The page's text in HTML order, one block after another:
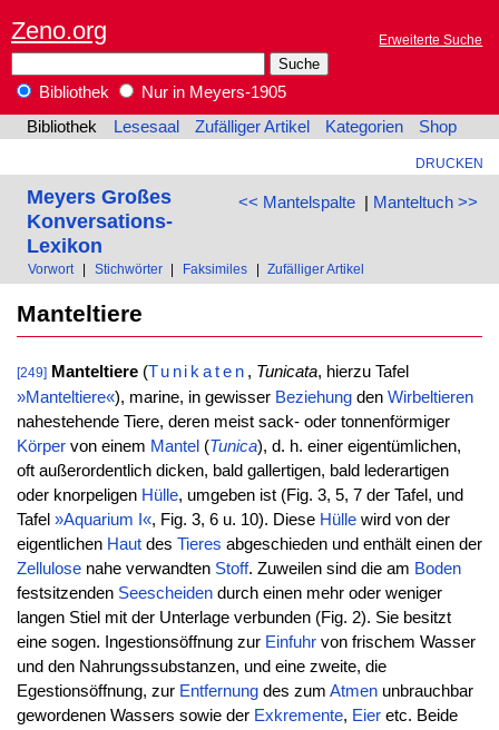
Zeno.org Erweiterte Suche
Bibliothek
Nur in Meyers-1905
Bibliothek
Lesesaal Zufälliger Artikel Kategorien Shop
DRUCKEN
<< Mantelspalte| Manteltuch >>
Meyers Großes
Konversations-
Lexikon
Vorwort Stichwörter Faksimiles Zufälliger Artikel
Manteltiere
[249] Manteltiere(Tunikaten , Tunicata, hierzu Tafel
»Manteltiere«), marine, in gewisser Beziehungden Wirbeltieren
nahestehende Tiere, deren meist sack- oder tonnenförmiger
Körpervon einem Mantel (Tunica), d. h. einer eigentümlichen,
oft außerordentlich dicken, bald gallertigen, bald lederartigen
oder knorpeligen Hülle, umgeben ist (Fig. 3, 5, 7 der Tafel, und
Tafel »Aquarium I«, Fig. 3, 6 u. 10). Diese Hüllewird von der
eigentlichen Hautdes Tieres abgeschieden und enthält einen der
Zellulosenahe verwandten Stoff. Zuweilen sind die am Boden
festsitzenden Seescheidendurch einen mehr oder weniger
langen Stiel mit der Unterlage verbunden (Fig. 2). Sie besitzt
eine sogen. Ingestionsöffnung zur Einfuhrvon frischem Wasser
und den Nahrungssubstanzen, und eine zweite, die
Egestionsöffnung, zur Entfernungdes zum Atmenunbrauchbar
gewordenen Wassers sowie der Exkremente, Eieretc. Beide